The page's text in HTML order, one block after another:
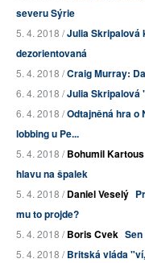
severu Sýrie
5. 4. 2018 /Julia Skripalová
dezorientovaná
5. 4. 2018 /Craig Murray:
6. 4. 2018 /Julia Skripalová
6. 4. 2018 /Odtajněná hra o
lobbing u Pe...
5. 4. 2018 /Bohumil Kartous
hlavu na špalek
5. 4. 2018 /Daniel Veselý
mu to projde?
5. 4. 2018 /Boris Cvek
5. 4. 2018 /Britská vláda